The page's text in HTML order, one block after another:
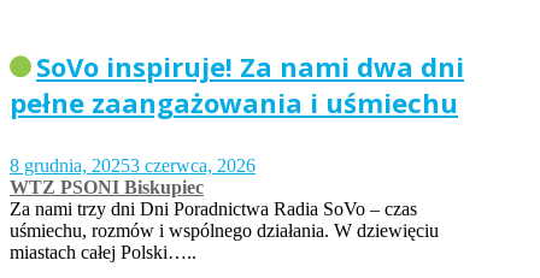
SoVo inspiruje! Za nami dwa dni
pełne zaangażowania i uśmiechu
8 grudnia, 20253 czerwca, 2026
WTZ PSONI Biskupiec
Za nami trzy dni Dni Poradnictwa Radia SoVo – czas
uśmiechu, rozmów i wspólnego działania. W dziewięciu
miastach całej Polski…..